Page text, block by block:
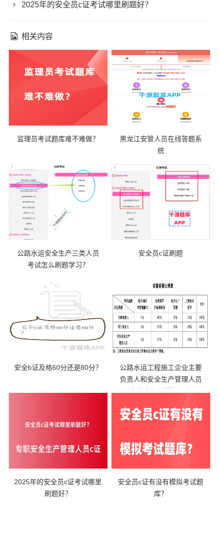
2025年的安全员c证考试哪里刷题好？
相关内容
监理员考试题库难不难做？
黑龙江安管人员在线答题系
统
公路水运安全生产三类人员
考试怎么刷题学习？
安全员c证刷题
安全b证及格60分还是80分？
公路水运工程施工企业主要
负责人和安全生产管理人员
考核大纲及模拟题库
2025年的安全员c证考试哪里
刷题好？
安全员c证有没有模拟考试题
库？